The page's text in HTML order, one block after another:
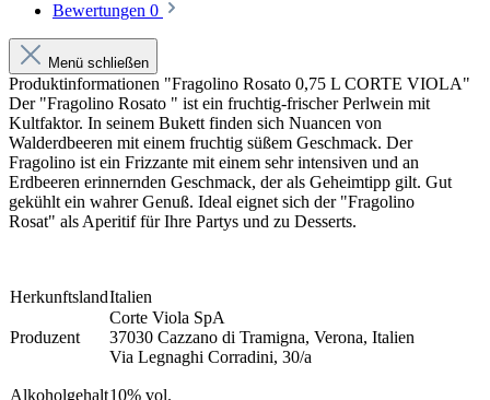
Bewertungen 0
Menü schließen
Produktinformationen "Fragolino Rosato 0,75 L CORTE VIOLA"
Der "Fragolino Rosato " ist ein fruchtig-frischer Perlwein mit
Kultfaktor. In seinem Bukett finden sich Nuancen von
Walderdbeeren mit einem fruchtig süßem Geschmack. Der
Fragolino ist ein Frizzante mit einem sehr intensiven und an
Erdbeeren erinnernden Geschmack, der als Geheimtipp gilt. Gut
gekühlt ein wahrer Genuß. Ideal eignet sich der "Fragolino
Rosat" als Aperitif für Ihre Partys und zu Desserts.
HerkunftslandItalien
Produzent
Corte Viola SpA
37030 Cazzano di Tramigna, Verona, Italien
Via Legnaghi Corradini, 30/a
Alkoholgehalt10% vol.